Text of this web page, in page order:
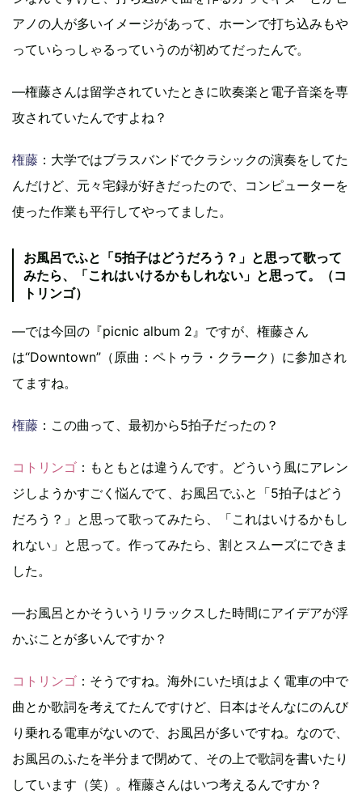
アノの人が多いイメージがあって、ホーンで打ち込みもや
っていらっしゃるっていうのが初めてだったんで。
―権藤さんは留学されていたときに吹奏楽と電子音楽を専
攻されていたんですよね？
権藤 ：大学ではブラスバンドでクラシックの演奏をしてた
んだけど、元々宅録が好きだったので、コンピューターを
使った作業も平行してやってました。
お風呂でふと「5拍子はどうだろう？」と思って歌って
みたら、「これはいけるかもしれない」と思って。（コ
トリンゴ）
―では今回の『picnic album 2』ですが、権藤さん
は“Downtown”（原曲：ペトゥラ・クラーク）に参加され
てますね。
権藤 ：この曲って、最初から5拍子だったの？
コトリンゴ ：もともとは違うんです。どういう風にアレン
ジしようかすごく悩んでて、お風呂でふと「5拍子はどう
だろう？」と思って歌ってみたら、「これはいけるかもし
れない」と思って。作ってみたら、割とスムーズにできま
した。
―お風呂とかそういうリラックスした時間にアイデアが浮
かぶことが多いんですか？
コトリンゴ ：そうですね。海外にいた頃はよく電車の中で
曲とか歌詞を考えてたんですけど、日本はそんなにのんび
り乗れる電車がないので、お風呂が多いですね。なので、
お風呂のふたを半分まで閉めて、その上で歌詞を書いたり
しています（笑）。権藤さんはいつ考えるんですか？